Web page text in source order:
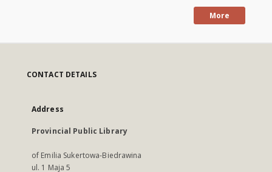
More
CONTACT DETAILS
Address
Provincial Public Library
of Emilia Sukertowa-Biedrawina
ul. 1 Maja 5